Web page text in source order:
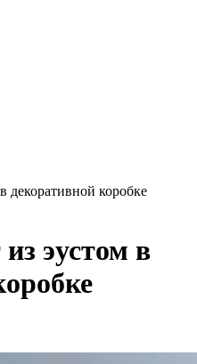
декоративной коробке
эустом в